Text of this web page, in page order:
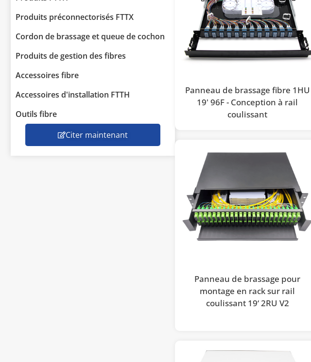
Produits préconnectorisés FTTX
Cordon de brassage et queue de cochon
Produits de gestion des fibres
Accessoires fibre
Accessoires d'installation FTTH
Outils fibre
Citer maintenant
Panneau de brassage fibre 1HU
19' 96F - Conception à rail
coulissant
Panneau de brassage pour
montage en rack sur rail
coulissant 19‘ 2RU V2